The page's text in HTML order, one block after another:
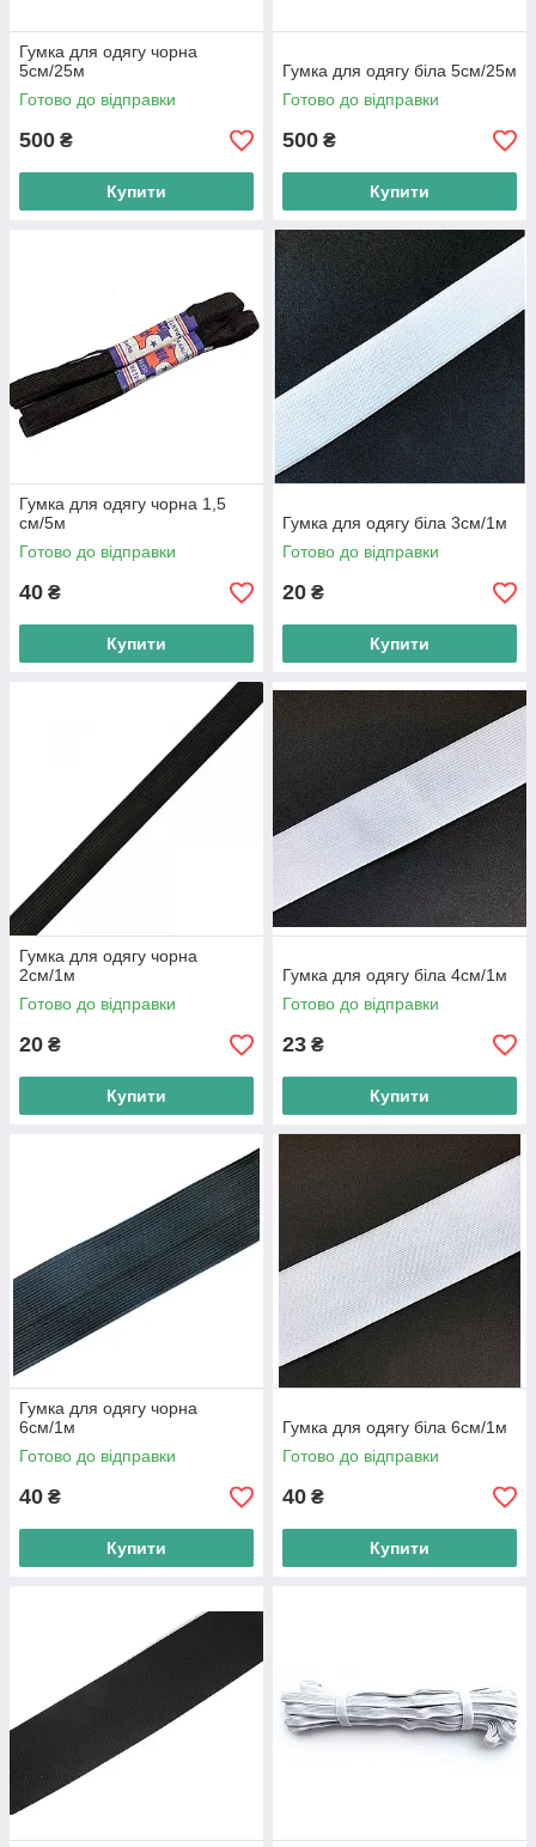
Гумка для одягу чорна
5см/25м
Готово до відправки
500 ₴
Купити
Гумка для одягу біла 5см/25м
Готово до відправки
500 ₴
Купити
Гумка для одягу чорна 1,5
см/5м
Готово до відправки
40 ₴
Купити
Гумка для одягу біла 3см/1м
Готово до відправки
20 ₴
Купити
Гумка для одягу чорна
2см/1м
Готово до відправки
20 ₴
Купити
Гумка для одягу біла 4см/1м
Готово до відправки
23 ₴
Купити
Гумка для одягу чорна
6см/1м
Готово до відправки
40 ₴
Купити
Гумка для одягу біла 6см/1м
Готово до відправки
40 ₴
Купити